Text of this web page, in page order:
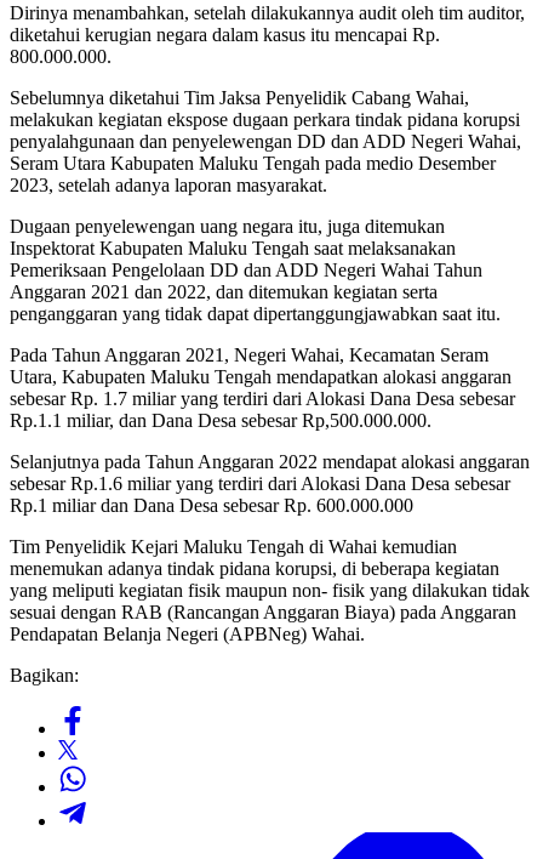
Dirinya menambahkan, setelah dilakukannya audit oleh tim auditor,
diketahui kerugian negara dalam kasus itu mencapai Rp.
800.000.000.
Sebelumnya diketahui Tim Jaksa Penyelidik Cabang Wahai,
melakukan kegiatan ekspose dugaan perkara tindak pidana korupsi
penyalahgunaan dan penyelewengan DD dan ADD Negeri Wahai,
Seram Utara Kabupaten Maluku Tengah pada medio Desember
2023, setelah adanya laporan masyarakat.
Dugaan penyelewengan uang negara itu, juga ditemukan
Inspektorat Kabupaten Maluku Tengah saat melaksanakan
Pemeriksaan Pengelolaan DD dan ADD Negeri Wahai Tahun
Anggaran 2021 dan 2022, dan ditemukan kegiatan serta
penganggaran yang tidak dapat dipertanggungjawabkan saat itu.
Pada Tahun Anggaran 2021, Negeri Wahai, Kecamatan Seram
Utara, Kabupaten Maluku Tengah mendapatkan alokasi anggaran
sebesar Rp. 1.7 miliar yang terdiri dari Alokasi Dana Desa sebesar
Rp.1.1 miliar, dan Dana Desa sebesar Rp,500.000.000.
Selanjutnya pada Tahun Anggaran 2022 mendapat alokasi anggaran
sebesar Rp.1.6 miliar yang terdiri dari Alokasi Dana Desa sebesar
Rp.1 miliar dan Dana Desa sebesar Rp. 600.000.000
Tim Penyelidik Kejari Maluku Tengah di Wahai kemudian
menemukan adanya tindak pidana korupsi, di beberapa kegiatan
yang meliputi kegiatan fisik maupun non- fisik yang dilakukan tidak
sesuai dengan RAB (Rancangan Anggaran Biaya) pada Anggaran
Pendapatan Belanja Negeri (APBNeg) Wahai.
Bagikan: